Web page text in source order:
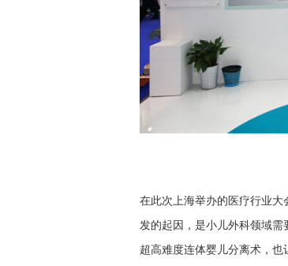
在此次上海举办的医疗行业
发的起因，是小儿外科领域
超高难度连体婴儿分离术，也